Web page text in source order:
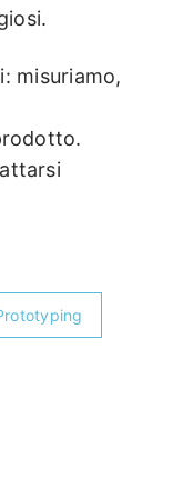
misuriamo,